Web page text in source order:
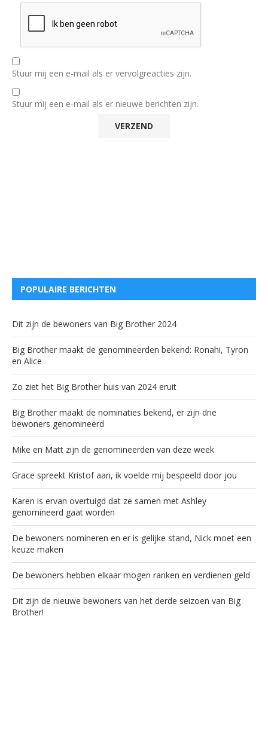
Stuur mij een e-mail als er vervolgreacties zijn.
Stuur mij een e-mail als er nieuwe berichten zijn.
POPULAIRE BERICHTEN
Dit zijn de bewoners van Big Brother 2024
Big Brother maakt de genomineerden bekend: Ronahi, Tyron
en Alice
Zo ziet het Big Brother huis van 2024 eruit
Big Brother maakt de nominaties bekend, er zijn drie
bewoners genomineerd
Mike en Matt zijn de genomineerden van deze week
Grace spreekt Kristof aan, ik voelde mij bespeeld door jou
Karen is ervan overtuigd dat ze samen met Ashley
genomineerd gaat worden
De bewoners nomineren en er is gelijke stand, Nick moet een
keuze maken
De bewoners hebben elkaar mogen ranken en verdienen geld
Dit zijn de nieuwe bewoners van het derde seizoen van Big
Brother!